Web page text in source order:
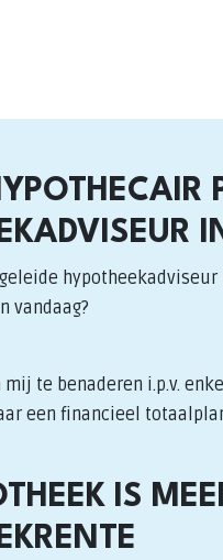
vandaag?
te benaderen i.p.v.
een financieel
IS